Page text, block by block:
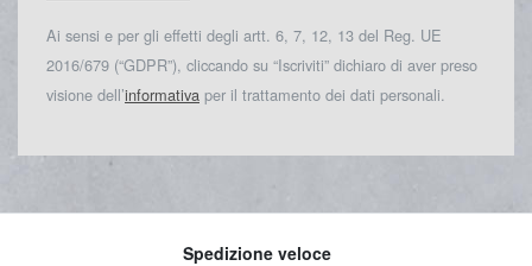
Ai sensi e per gli effetti degli artt. 6, 7, 12, 13 del Reg. UE
2016/679 (“GDPR”), cliccando su “Iscriviti” dichiaro di aver preso
visione dell’informativa per il trattamento dei dati personali.
Spedizione veloce